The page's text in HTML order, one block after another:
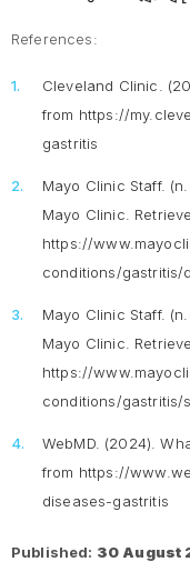
References:
Cleveland Clinic.
from https://
gastritis
Mayo Clinic Staff.
Mayo Clinic.
https://
conditions/gastritis/
Mayo Clinic Staff.
Mayo Clinic.
https://
conditions/gastritis/
WebMD. (2024).
from https://
diseases-gastritis
Published: 30 August